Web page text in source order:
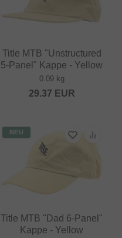
Title MTB "Unstructured
5-Panel" Kappe - Yellow
0.09 kg
29.37 EUR
NEU
Title MTB "Dad 6-Panel"
Kappe - Yellow